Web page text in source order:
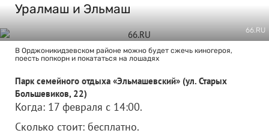
Уралмаш и Эльмаш
66.RU
В Орджоникидзевском районе можно будет сжечь киногероя,
поесть попкорн и покататься на лошадях
Парк семейного отдыха «Эльмашевский» (ул. Старых
Большевиков, 22)
Когда: 17 февраля с 14:00.
Сколько стоит: бесплатно.